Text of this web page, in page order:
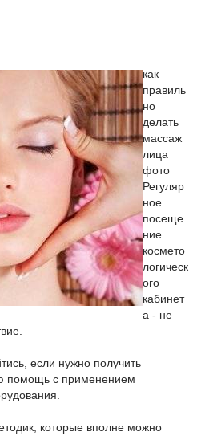
как
правиль
но
делать
массаж
лица
фото
Регуляр
ное
посеще
ние
космето
логическ
ого
кабинет
а - не
если нужно получить
помощь с применением
которые вполне можно